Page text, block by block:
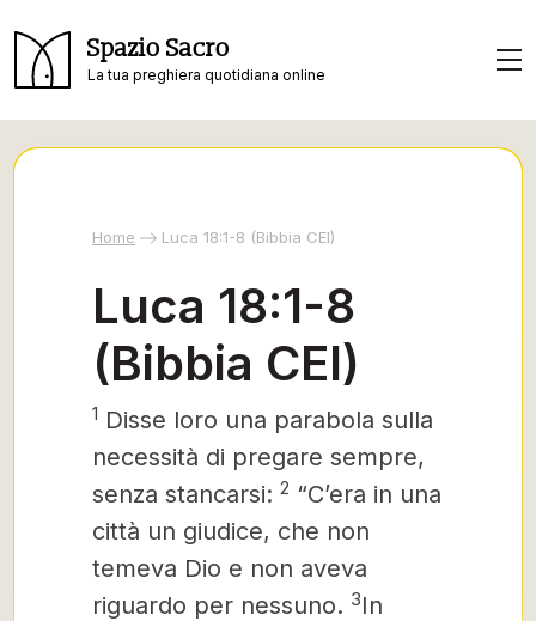
Spazio Sacro
La tua preghiera quotidiana online
Home Luca 18:1-8 (Bibbia CEI)
Luca 18:1-8
(Bibbia CEI)
1 Disse loro una parabola sulla
necessità di pregare sempre,
senza stancarsi: 2 “C’era in una
città un giudice, che non
temeva Dio e non aveva
riguardo per nessuno. 3In